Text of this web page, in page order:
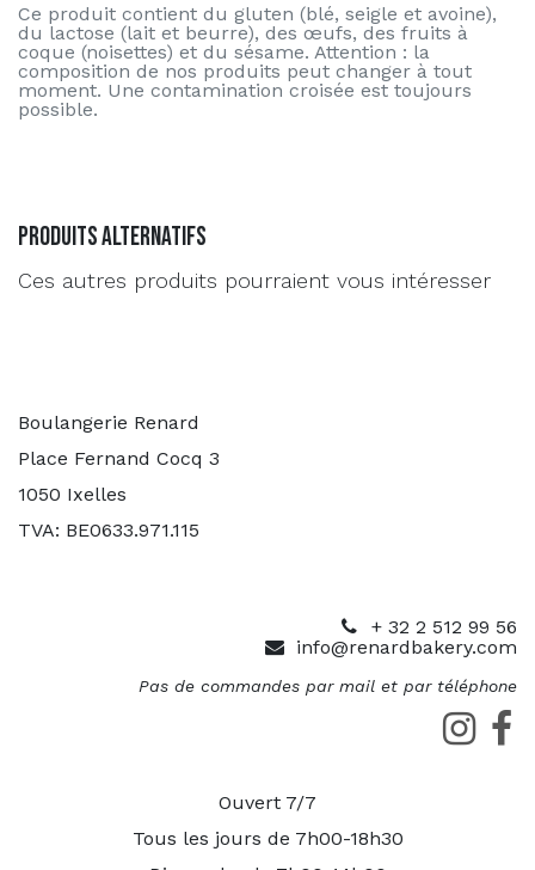
Ce produit contient du gluten (blé, seigle et avoine),
du lactose (lait et beurre), des œufs, des fruits à
coque (noisettes) et du sésame. Attention : la
composition de nos produits peut changer à tout
moment. Une contamination croisée est toujours
possible.
Produits alternatifs
Ces autres produits pourraient vous intéresser
Boulangerie Renard
Place Fernand Cocq 3
1050 Ixelles
TVA: BE0633.971.115
+ 32 2 512 99 56
info@renardbakery.com
Pas de commandes par mail et par téléphone
Ouvert 7/7
Tous les jours de 7h00-18h30